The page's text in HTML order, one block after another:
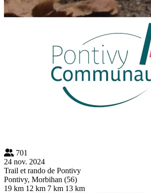
701
24 nov. 2024
Trail et rando de Pontivy
Pontivy, Morbihan (56)
19 km 12 km 7 km 13 km